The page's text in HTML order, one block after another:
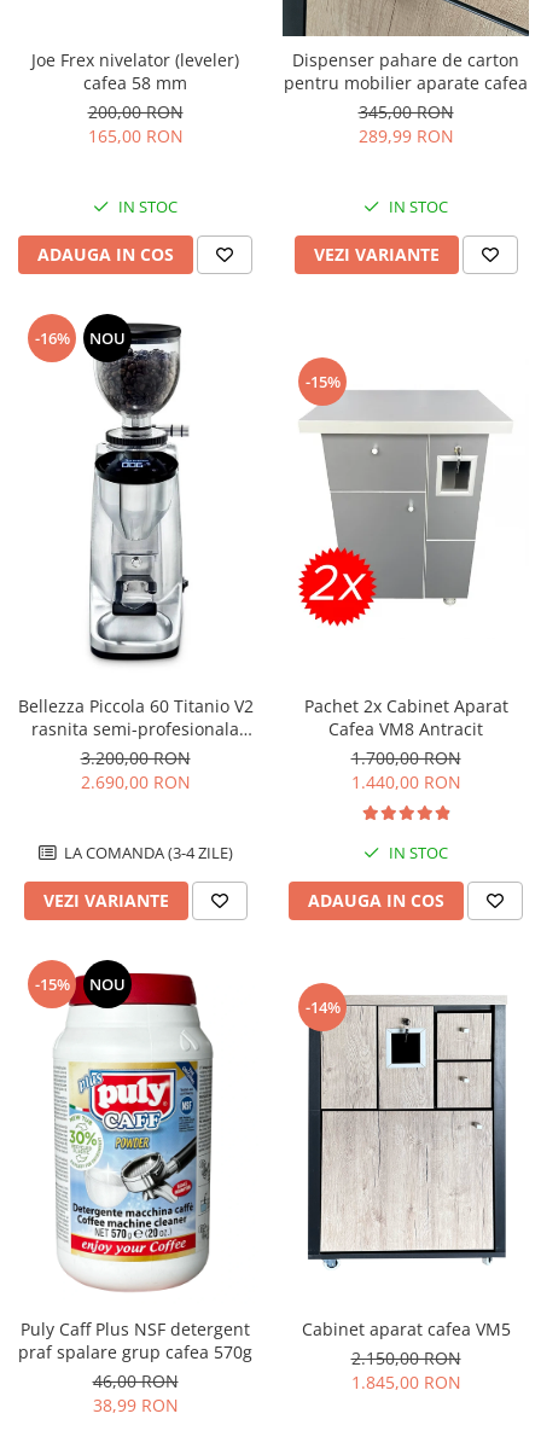
Joe Frex nivelator (leveler)
cafea 58 mm
200,00 RON
165,00 RON
IN STOC
ADAUGA IN COS
Dispenser pahare de carton
pentru mobilier aparate cafea
345,00 RON
289,99 RON
IN STOC
VEZI VARIANTE
-16% NOU
Bellezza Piccola 60 Titanio V2
rasnita semi-profesionala
pentru cafea boabe
3.200,00 RON
2.690,00 RON
LA COMANDA (3-4 ZILE)
VEZI VARIANTE
-15%
Pachet 2x Cabinet Aparat
Cafea VM8 Antracit
1.700,00 RON
1.440,00 RON
IN STOC
ADAUGA IN COS
-15% NOU
Puly Caff Plus NSF detergent
praf spalare grup cafea 570g
46,00 RON
38,99 RON
-14%
Cabinet aparat cafea VM5
2.150,00 RON
1.845,00 RON